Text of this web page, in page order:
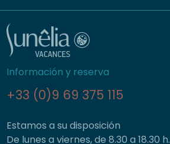
Información y reserva
+33 (0)9 69 375 115
Estamos a su disposición
De lunes a viernes, de 8.30 a 18.30 h.